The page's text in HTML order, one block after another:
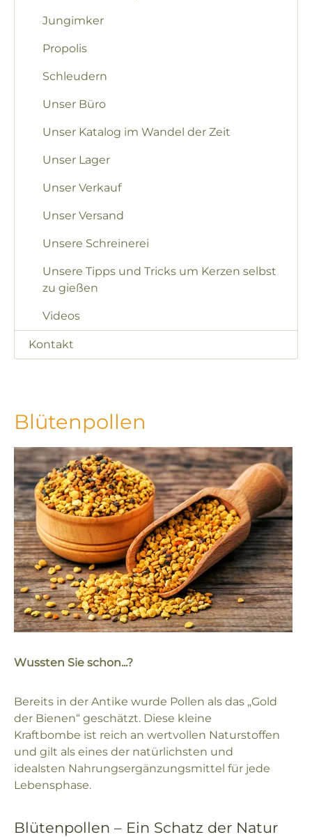
Jungimker
Propolis
Schleudern
Unser Büro
Unser Katalog im Wandel der Zeit
Unser Lager
Unser Verkauf
Unser Versand
Unsere Schreinerei
Unsere Tipps und Tricks um Kerzen selbst
zu gießen
Videos
Kontakt
Blütenpollen
Wussten Sie schon...?
Bereits in der Antike wurde Pollen als das „Gold
der Bienen“ geschätzt. Diese kleine
Kraftbombe ist reich an wertvollen Naturstoffen
und gilt als eines der natürlichsten und
idealsten Nahrungsergänzungsmittel für jede
Lebensphase.
Blütenpollen – Ein Schatz der Natur